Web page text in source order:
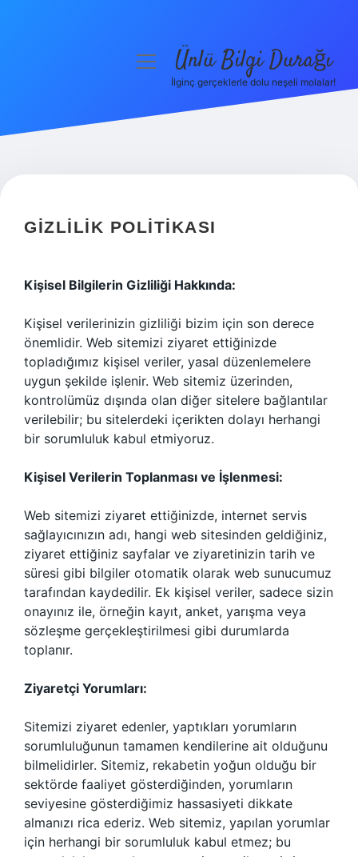
Hakkımızda
menüyüÜnlü Bilgi Durağı
İlginç gerçeklerle dolu neşeli molalar!
GIZLILIK POLITIKASI
Kişisel Bilgilerin Gizliliği Hakkında:
Kişisel verilerinizin gizliliği bizim için son derece
önemlidir. Web sitemizi ziyaret ettiğinizde
topladığımız kişisel veriler, yasal düzenlemelere
uygun şekilde işlenir. Web sitemiz üzerinden,
kontrolümüz dışında olan diğer sitelere bağlantılar
verilebilir; bu sitelerdeki içerikten dolayı herhangi
bir sorumluluk kabul etmiyoruz.
Kişisel Verilerin Toplanması ve İşlenmesi:
Web sitemizi ziyaret ettiğinizde, internet servis
sağlayıcınızın adı, hangi web sitesinden geldiğiniz,
ziyaret ettiğiniz sayfalar ve ziyaretinizin tarih ve
süresi gibi bilgiler otomatik olarak web sunucumuz
tarafından kaydedilir. Ek kişisel veriler, sadece sizin
onayınız ile, örneğin kayıt, anket, yarışma veya
sözleşme gerçekleştirilmesi gibi durumlarda
toplanır.
Ziyaretçi Yorumları:
Sitemizi ziyaret edenler, yaptıkları yorumların
sorumluluğunun tamamen kendilerine ait olduğunu
bilmelidirler. Sitemiz, rekabetin yoğun olduğu bir
sektörde faaliyet gösterdiğinden, yorumların
seviyesine gösterdiğimiz hassasiyeti dikkate
almanızı rica ederiz. Web sitemiz, yapılan yorumlar
için herhangi bir sorumluluk kabul etmez; bu